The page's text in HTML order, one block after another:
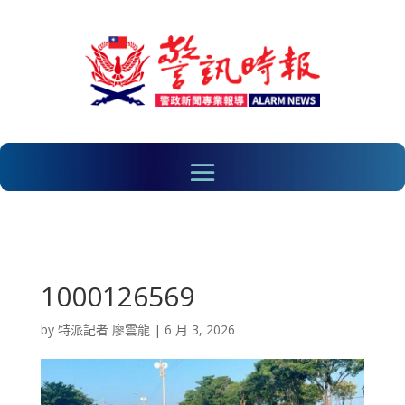
1000126569
by 特派記者 廖雲龍| 6 月 3, 2026